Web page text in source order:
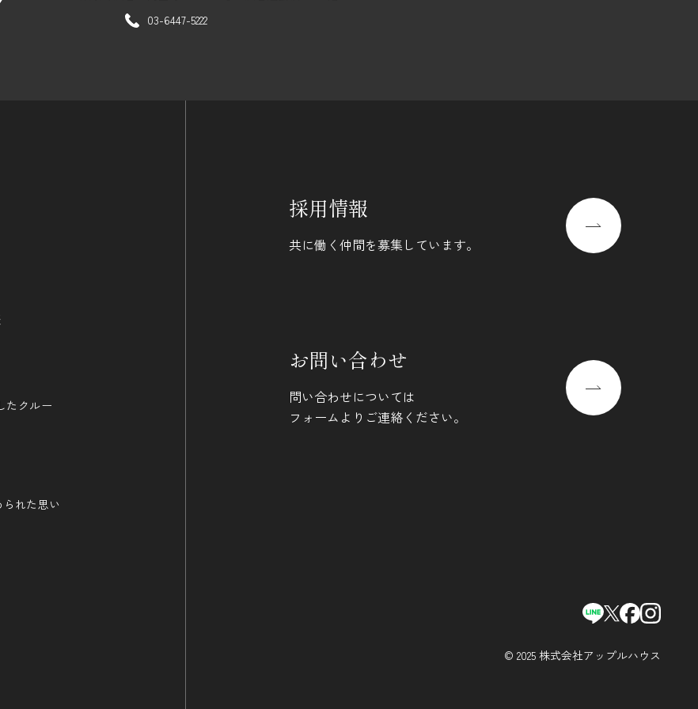
03-6447-5222
たクルー
られた思い
採用情報
共に働く仲間を募集しています。
お問い合わせ
問い合わせについては
フォームよりご連絡ください。
© 2025 株式会社アップルハウス